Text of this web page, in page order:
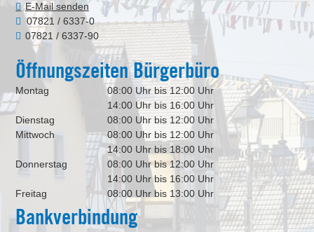
E-Mail senden
07821 / 6337-0
07821 / 6337-90
Öffnungszeiten Bürgerbüro
Montag
08:00 Uhr bis 12:00 Uhr
14:00 Uhr bis 16:00 Uhr
Dienstag
08:00 Uhr bis 12:00 Uhr
Mittwoch
08:00 Uhr bis 12:00 Uhr
14:00 Uhr bis 18:00 Uhr
Donnerstag
08:00 Uhr bis 12:00 Uhr
14:00 Uhr bis 16:00 Uhr
Freitag
08:00 Uhr bis 13:00 Uhr
Bankverbindung